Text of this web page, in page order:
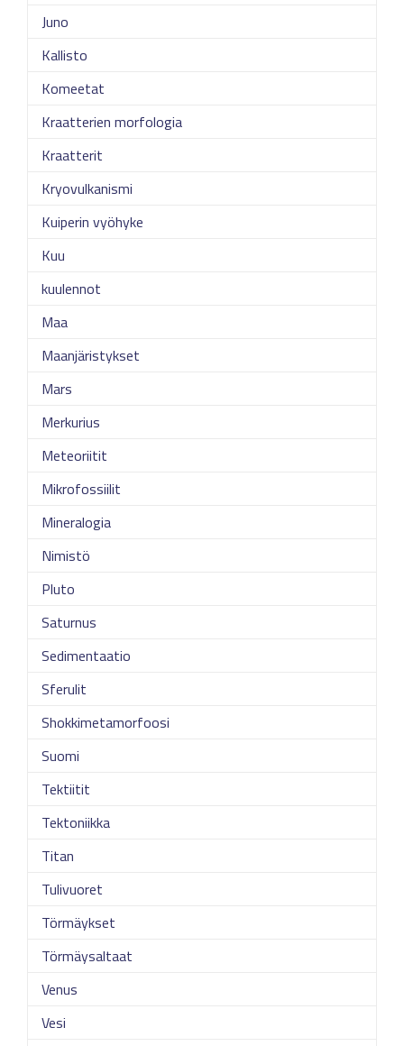
Juno
Kallisto
Komeetat
Kraatterien morfologia
Kraatterit
Kryovulkanismi
Kuiperin vyöhyke
Kuu
kuulennot
Maa
Maanjäristykset
Mars
Merkurius
Meteoriitit
Mikrofossiilit
Mineralogia
Nimistö
Pluto
Saturnus
Sedimentaatio
Sferulit
Shokkimetamorfoosi
Suomi
Tektiitit
Tektoniikka
Titan
Tulivuoret
Törmäykset
Törmäysaltaat
Venus
Vesi